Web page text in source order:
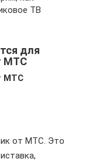
ТВ
для
МТС
МТС
от МТС. Это